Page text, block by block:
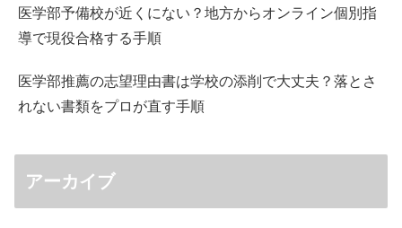
医学部予備校が近くにない？地方からオンライン個別指
導で現役合格する手順
医学部推薦の志望理由書は学校の添削で大丈夫？落とさ
れない書類をプロが直す手順
アーカイブ